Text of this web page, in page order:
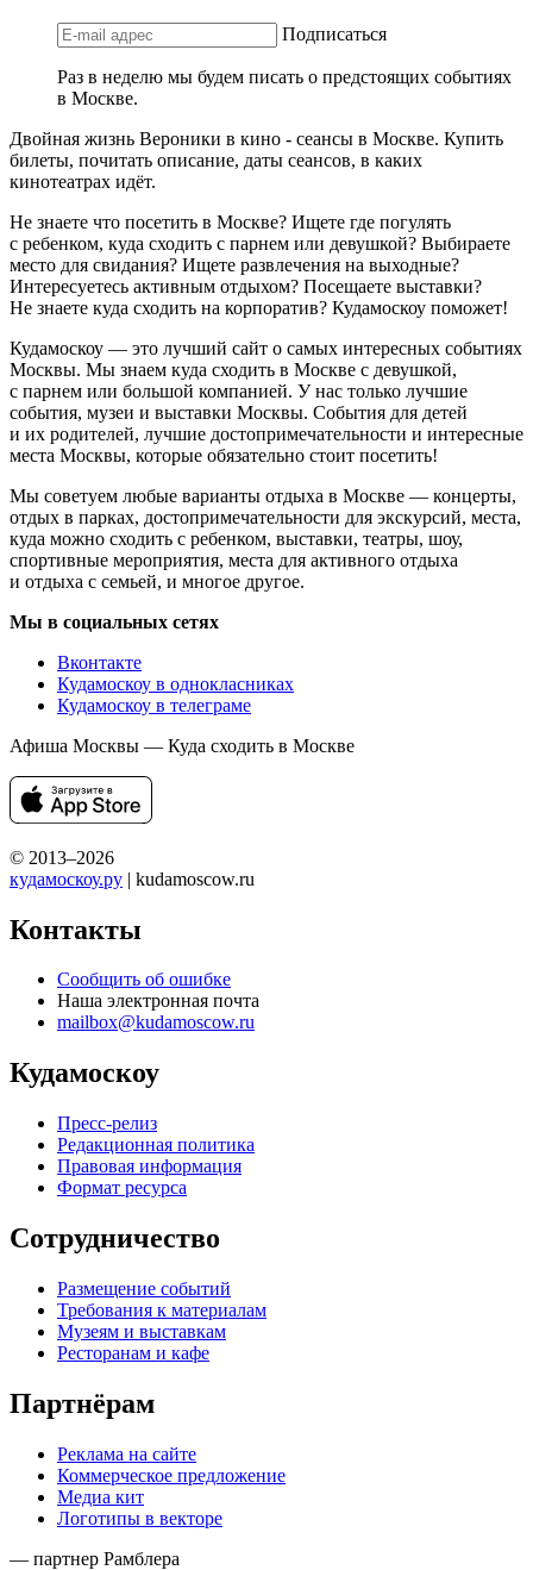
Подписаться
Раз в неделю мы будем писать о предстоящих событиях
в Москве.
Двойная жизнь Вероники в кино - сеансы в Москве. Купить
билеты, почитать описание, даты сеансов, в каких
кинотеатрах идёт.
Не знаете что посетить в Москве? Ищете где погулять
с ребенком, куда сходить с парнем или девушкой? Выбираете
место для свидания? Ищете развлечения на выходные?
Интересуетесь активным отдыхом? Посещаете выставки?
Не знаете куда сходить на корпоратив? Кудамоскоу поможет!
Кудамоскоу — это лучший сайт о самых интересных событиях
Москвы. Мы знаем куда сходить в Москве с девушкой,
с парнем или большой компанией. У нас только лучшие
события, музеи и выставки Москвы. События для детей
и их родителей, лучшие достопримечательности и интересные
места Москвы, которые обязательно стоит посетить!
Мы советуем любые варианты отдыха в Москве — концерты,
отдых в парках, достопримечательности для экскурсий, места,
куда можно сходить с ребенком, выставки, театры, шоу,
спортивные мероприятия, места для активного отдыха
и отдыха с семьей, и многое другое.
Мы в социальных сетях
Вконтакте
Кудамоскоу в однокласниках
Кудамоскоу в телеграме
Афиша Москвы — Куда сходить в Москве
© 2013–2026
кудамоскоу.ру | kudamoscow.ru
Контакты
Сообщить об ошибке
Наша электронная почта
mailbox@kudamoscow.ru
Кудамоскоу
Пресс-релиз
Редакционная политика
Правовая информация
Формат ресурса
Сотрудничество
Размещение событий
Требования к материалам
Музеям и выставкам
Ресторанам и кафе
Партнёрам
Реклама на сайте
Коммерческое предложение
Медиа кит
Логотипы в векторе
— партнер Рамблера